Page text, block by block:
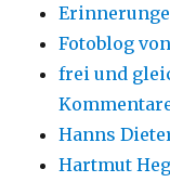
Fotoblog
frei und
Hanns
Hartmut